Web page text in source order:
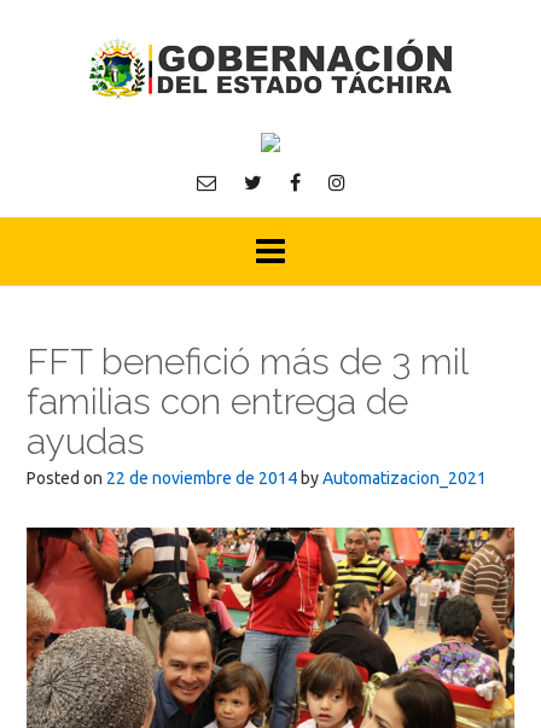
FFT benefició más de 3 mil
familias con entrega de
ayudas
Posted on 22 de noviembre de 2014 byAutomatizacion_2021